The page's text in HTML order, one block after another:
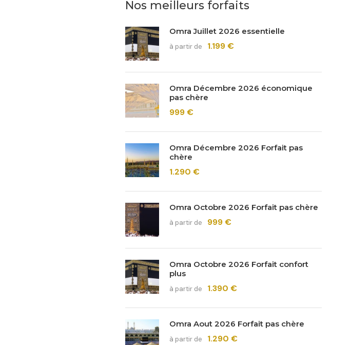
Nos meilleurs forfaits
Omra Juillet 2026 essentielle
à partir de 1.199 €
Omra Décembre 2026 économique
pas chère
999 €
Omra Décembre 2026 Forfait pas
chère
1.290 €
Omra Octobre 2026 Forfait pas chère
à partir de 999 €
Omra Octobre 2026 Forfait confort
plus
à partir de 1.390 €
Omra Aout 2026 Forfait pas chère
à partir de 1.290 €